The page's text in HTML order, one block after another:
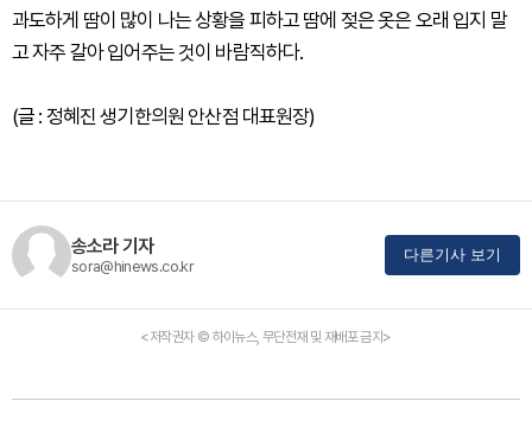
과도하게 땀이 많이 나는 상황을 피하고 땀에 젖은 옷은 오래 입지 말
고 자주 갈아 입어주는 것이 바람직하다.
(글 : 정혜진 생기한의원 안산점 대표원장)
송소라 기자
sora@hinews.co.kr
다른기사 보기
<저작권자 © 하이뉴스, 무단전재 및 재배포 금지>